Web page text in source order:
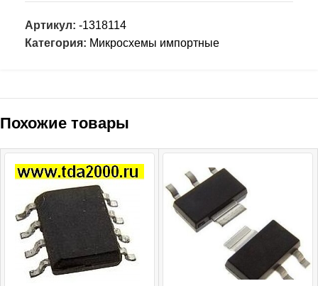
Артикул: -1318114
Категория: Микросхемы импортные
Похожие товары